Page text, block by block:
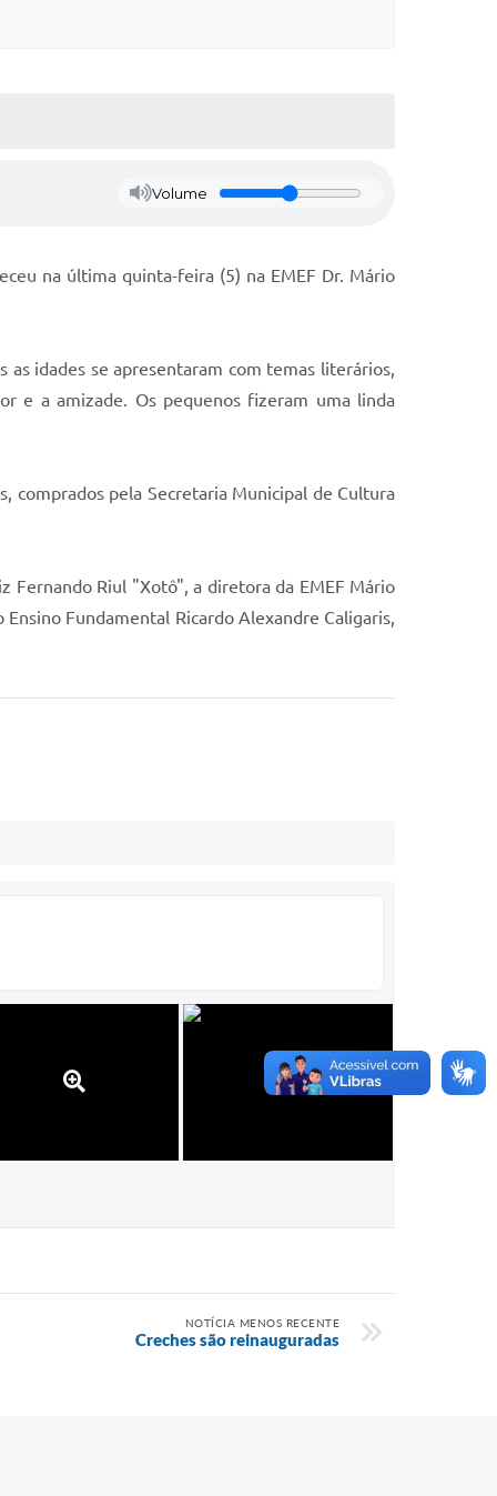
Volume
na última quinta-feira (5) na EMEF Dr. Mário
as idades se apresentaram com temas literários,
e a amizade. Os pequenos fizeram uma linda
comprados pela Secretaria Municipal de Cultura
Fernando Riul "Xotô", a diretora da EMEF Mário
Fundamental Ricardo Alexandre Caligaris,
NOTÍCIA MENOS RECENTE
Creches são reinauguradas